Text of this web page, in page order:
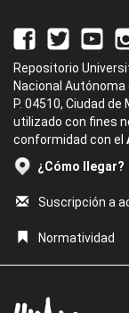
Repositorio
Nacional Autónoma
P. 04510, Ciudad
utilizado con fines
conformidad con el
¿Cómo llegar?
Suscripción a
Normatividad